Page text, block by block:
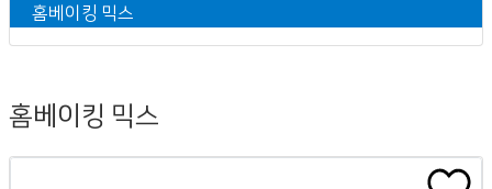
홈베이킹 믹스
홈베이킹 믹스